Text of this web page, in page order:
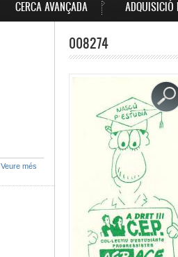
CERCA AVANÇADA ADQUISICIÓ
008274
Veure més